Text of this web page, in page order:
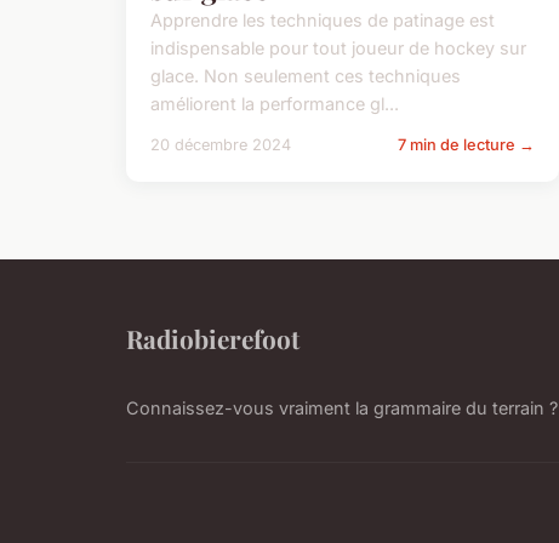
Apprendre les techniques de patinage est
indispensable pour tout joueur de hockey sur
glace. Non seulement ces techniques
améliorent la performance gl...
20 décembre 2024 7 min de lecture →
Radiobierefoot
Connaissez-vous vraiment la grammaire du terrain ?